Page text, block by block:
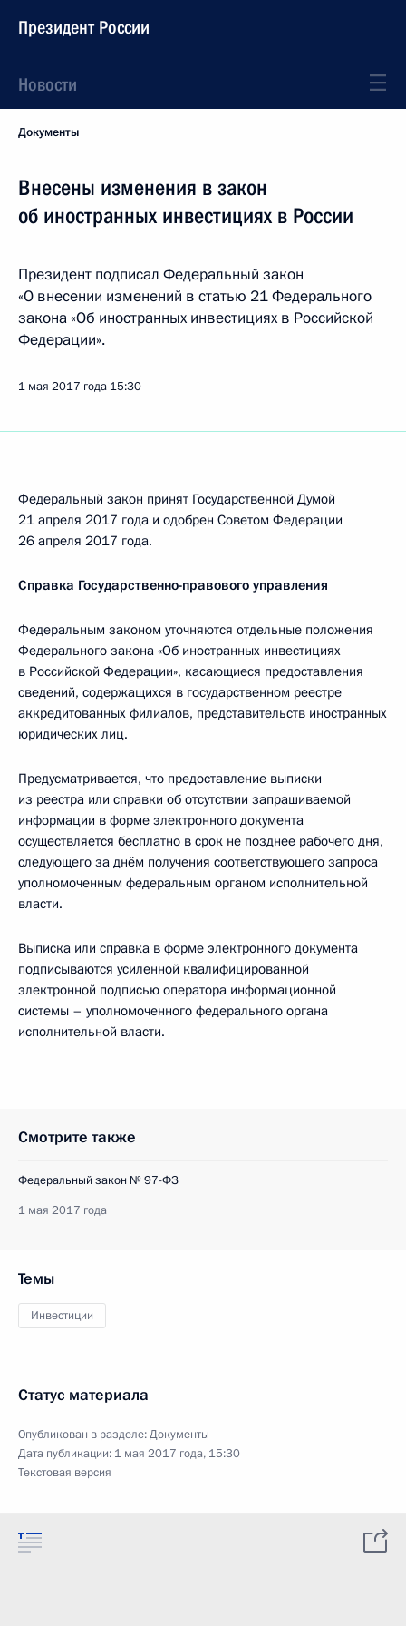
Президент России
Новости
Документы
Внесены изменения в закон
об иностранных инвестициях в России
Президент подписал Федеральный закон
«О внесении изменений в статью 21 Федерального
закона «Об иностранных инвестициях в Российской
Федерации».
1 мая 2017 года 15:30
Федеральный закон принят Государственной Думой
21 апреля 2017 года и одобрен Советом Федерации
26 апреля 2017 года.
Справка Государственно-правового управления
Федеральным законом уточняются отдельные положения
Федерального закона «Об иностранных инвестициях
в Российской Федерации», касающиеся предоставления
сведений, содержащихся в государственном реестре
аккредитованных филиалов, представительств иностранных
юридических лиц.
Предусматривается, что предоставление выписки
из реестра или справки об отсутствии запрашиваемой
информации в форме электронного документа
осуществляется бесплатно в срок не позднее рабочего дня,
следующего за днём получения соответствующего запроса
уполномоченным федеральным органом исполнительной
власти.
Выписка или справка в форме электронного документа
подписываются усиленной квалифицированной
электронной подписью оператора информационной
системы – уполномоченного федерального органа
исполнительной власти.
Смотрите также
Федеральный закон № 97-ФЗ
1 мая 2017 года
Темы
Инвестиции
Статус материала
Опубликован в разделе:Документы
Дата публикации: 1 мая 2017 года, 15:30
Текстовая версия